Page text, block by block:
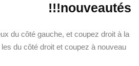
nouveautés!!!
du côté gauche, et coupez droit à la
du côté droit et coupez à nouveau